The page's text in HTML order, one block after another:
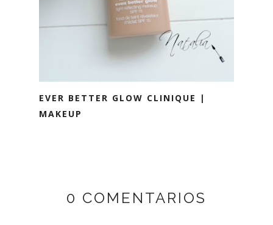
EVER BETTER GLOW CLINIQUE |
MAKEUP
0 COMENTARIOS